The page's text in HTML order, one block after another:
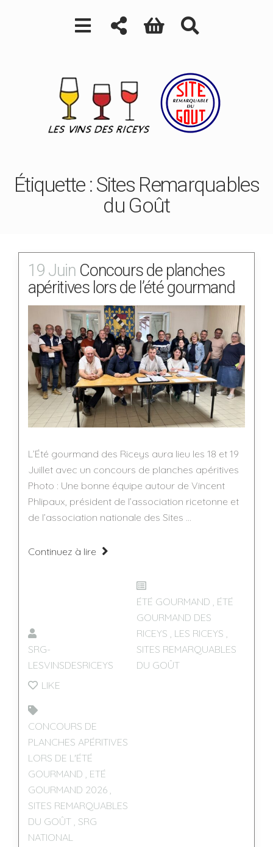
Étiquette : Sites Remarquables
du Goût
19 Juin Concours de planches
apéritives lors de l’été gourmand
L’Été gourmand des Riceys aura lieu les 18 et 19
Juillet avec un concours de planches apéritives
Photo : Une bonne équipe autour de Vincent
Phlipaux, président de l’association ricetonne et
de l’association nationale des Sites ...
Continuez à lire
SRG-
LESVINSDESRICEYS
ÉTÉ GOURMAND
ÉTÉ
GOURMAND DES
RICEYS
LES RICEYS
SITES REMARQUABLES
DU GOÛT
LIKE
CONCOURS DE
PLANCHES APÉRITIVES
LORS DE L'ÉTÉ
GOURMAND , ETÉ
GOURMAND 2026 ,
SITES REMARQUABLES
DU GOÛT , SRG
NATIONAL